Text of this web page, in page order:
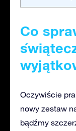
Co
Oczywiście
nowy zestaw
bądźmy